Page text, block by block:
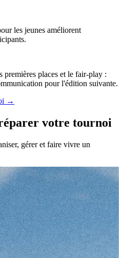
les jeunes améliorent
premières places et le fair-play :
pour l'édition suivante.
→
votre tournoi
gérer et faire vivre un